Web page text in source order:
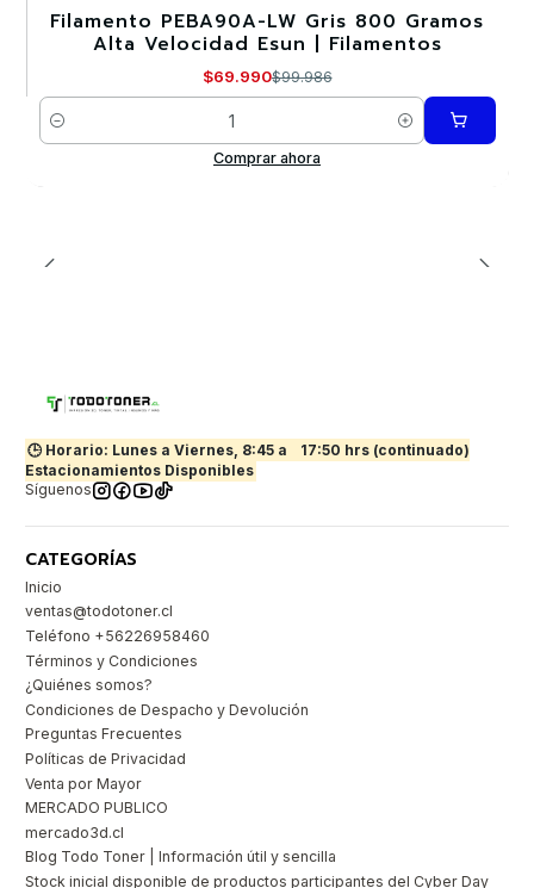
-30%
Filamento PEBA90A-LW Gris 800 Gramos
Alta Velocidad Esun | Filamentos
$69.990$99.986
Cantidad
Comprar ahora
🕒 Horario: Lunes a Viernes, 8:45 a
17:50 hrs (continuado)
Estacionamientos Disponibles
Síguenos
CATEGORÍAS
Inicio
ventas@todotoner.cl
Teléfono +56226958460
Términos y Condiciones
¿Quiénes somos?
Condiciones de Despacho y Devolución
Preguntas Frecuentes
Políticas de Privacidad
Venta por Mayor
MERCADO PUBLICO
mercado3d.cl
Blog Todo Toner | Información útil y sencilla
Stock inicial disponible de productos participantes del Cyber Day